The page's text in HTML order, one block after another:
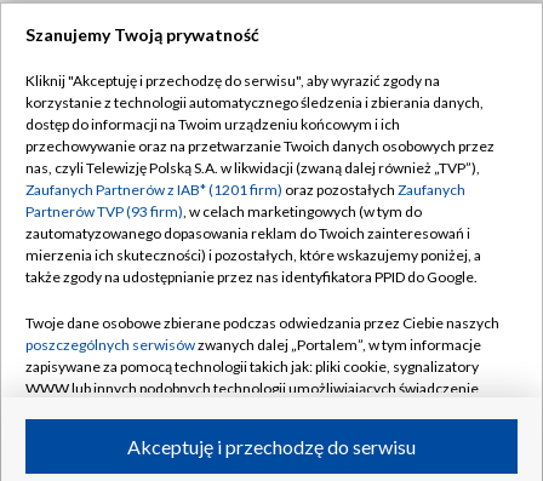
TVP
Abonament TVP
Emisja w TVP
Centrum informacji TVP
Naziemna Telewizja Cyfrowa
Rada Programowa
System NOS
Informacje o nadawcy
Program dla prasy
Regulamin TVP
Polityka prywatności
Moje zgody
Pomoc
Kontakt
Kanały
Szanujemy Twoją prywatność
Kliknij "Akceptuję i przechodzę do serwisu", aby wyrazić zgody na
korzystanie z technologii automatycznego śledzenia i zbierania danych,
dostęp do informacji na Twoim urządzeniu końcowym i ich
przechowywanie oraz na przetwarzanie Twoich danych osobowych przez
nas, czyli Telewizję Polską S.A. w likwidacji (zwaną dalej również „TVP”),
Zaufanych Partnerów z IAB* (1201 firm) oraz pozostałych Zaufanych
Partnerów TVP (93 firm), w celach marketingowych (w tym do
zautomatyzowanego dopasowania reklam do Twoich zainteresowań i
mierzenia ich skuteczności) i pozostałych, które wskazujemy poniżej, a
także zgody na udostępnianie przez nas identyfikatora PPID do Google.
Twoje dane osobowe zbierane podczas odwiedzania przez Ciebie naszych
poszczególnych serwisówzwanych dalej „Portalem”, w tym informacje
zapisywane za pomocą technologii takich jak: pliki cookie, sygnalizatory
WWW lub innych podobnych technologii umożliwiających świadczenie
ruchu w Internecie.Akceptuję i przechodzę do serwisu